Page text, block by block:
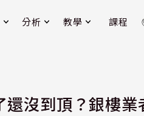
分析 教學 課程
沒到頂？銀樓